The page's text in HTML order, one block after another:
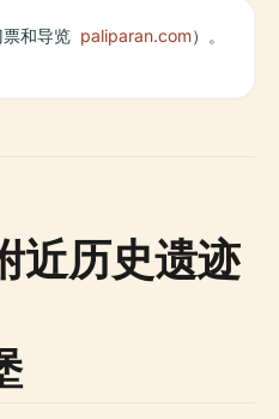
和导览 paliparan.com）。
近历史遗迹